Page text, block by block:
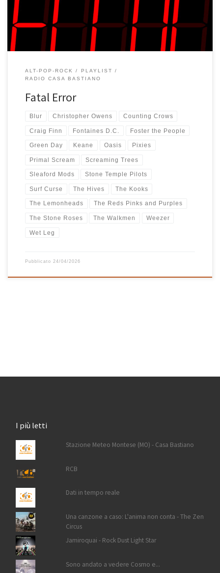
da fare, ho […]
ALT-POP-ROCK
PLAYLIST
RADIO CASA BASTIANO
Fatal Error
Blur Christopher Owens Counting Crows
Craig Finn Fontaines D.C. Foster the People
Green Day Keane Oasis Pixies
Primal Scream Screaming Trees
Sleaford Mods Stone Temple Pilots
Surf Curse The Hives The Kooks
The Lemonheads The Reds Pinks and Purples
The Stone Roses The Walkmen Weezer
Wet Leg
Pubblicato 24/04/2026
I più letti
Stazione Meteo Montese (MO) - Casa Bastiano
RCB
Dati in tempo reale
Una canzone a caso: L'anima non conta - The Zen
Circus
Jamiroquai - Rock Dust Light Star
Sono andato a vedere Cosmo e...